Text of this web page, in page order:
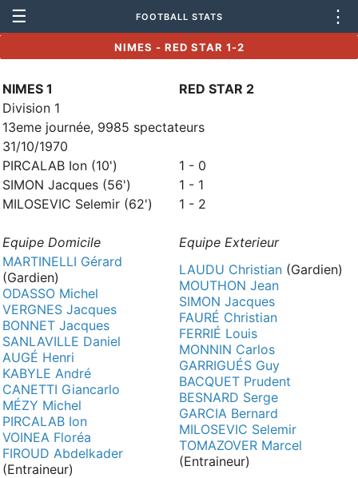
☰ FOOTBALL STATS ⋮
NIMES - RED STAR 1-2
NIMES 1
RED STAR 2
Division 1
13eme journée, 9985 spectateurs
31/10/1970
PIRCALAB Ion (10')
1 - 0
SIMON Jacques (56')
1 - 1
MILOSEVIC Selemir (62')
1 - 2
Equipe Domicile
Equipe Exterieur
MARTINELLI Gérard
(Gardien)
ODASSO Michel
VERGNES Jacques
BONNET Jacques
SANLAVILLE Daniel
AUGÉ Henri
KABYLE André
CANETTI Giancarlo
MÉZY Michel
PIRCALAB Ion
VOINEA Floréa
FIROUD Abdelkader
(Entraineur)
LAUDU Christian (Gardien)
MOUTHON Jean
SIMON Jacques
FAURÉ Christian
FERRIÉ Louis
MONNIN Carlos
GARRIGUÉS Guy
BACQUET Prudent
BESNARD Serge
GARCIA Bernard
MILOSEVIC Selemir
TOMAZOVER Marcel
(Entraineur)